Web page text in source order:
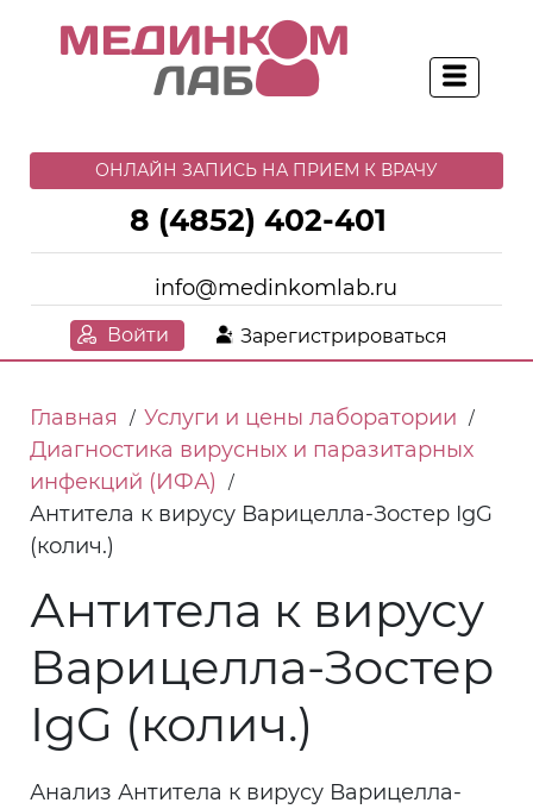
ОНЛАЙН ЗАПИСЬ НА ПРИЕМ К ВРАЧУ
8 (4852) 402-401
info@medinkomlab.ru
Войти Зарегистрироваться
Главная / Услуги и цены лаборатории /
Диагностика вирусных и паразитарных
инфекций (ИФА)
/
Антитела к вирусу Варицелла-Зостер IgG
(колич.)
Антитела к вирусу
Варицелла-Зостер
IgG (колич.)
Анализ Антитела к вирусу Варицелла-